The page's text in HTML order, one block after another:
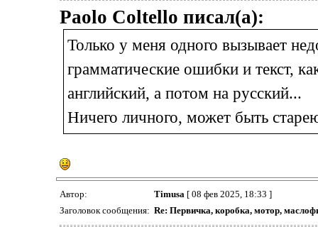
Paolo Coltello писал(а):
Только у меня одного вызывает
грамматические ошибки и текст,
английский, а потом на русский...
Ничего личного, может быть
Автор: Timusa[ 08 фев 2025, 18:33 ]
Заголовок сообщения: Re: Первичка, коробка, мотор,